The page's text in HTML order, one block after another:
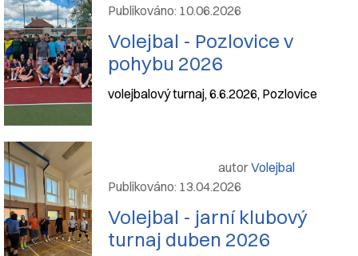
Publikováno: 10.06.2026
Volejbal - Pozlovice v
pohybu 2026
volejbalový turnaj, 6.6.2026, Pozlovice
autorVolejbal
Publikováno: 13.04.2026
Volejbal - jarní klubový
turnaj duben 2026